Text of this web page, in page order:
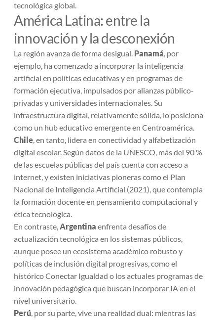
tecnológica global.
América Latina: entre la
innovación y la desconexión
La región avanza de forma desigual. Panamá, por
ejemplo, ha comenzado a incorporar la inteligencia
artificial en políticas educativas y en programas de
formación ejecutiva, impulsados por alianzas público-
privadas y universidades internacionales. Su
infraestructura digital, relativamente sólida, lo posiciona
como un hub educativo emergente en Centroamérica.
Chile, en tanto, lidera en conectividad y alfabetización
digital escolar. Según datos de la UNESCO, más del 90 %
de las escuelas públicas del país cuenta con acceso a
internet, y existen iniciativas pioneras como el Plan
Nacional de Inteligencia Artificial (2021), que contempla
la formación docente en pensamiento computacional y
ética tecnológica.
En contraste,Argentina enfrenta desafíos de
actualización tecnológica en los sistemas públicos,
aunque posee un ecosistema académico robusto y
políticas de inclusión digital progresivas, como el
históricoConectar Igualdad o los actuales programas de
innovación pedagógica que buscan incorporar IA en el
nivel universitario.
Perú, por su parte, vive una realidad dual: mientras las